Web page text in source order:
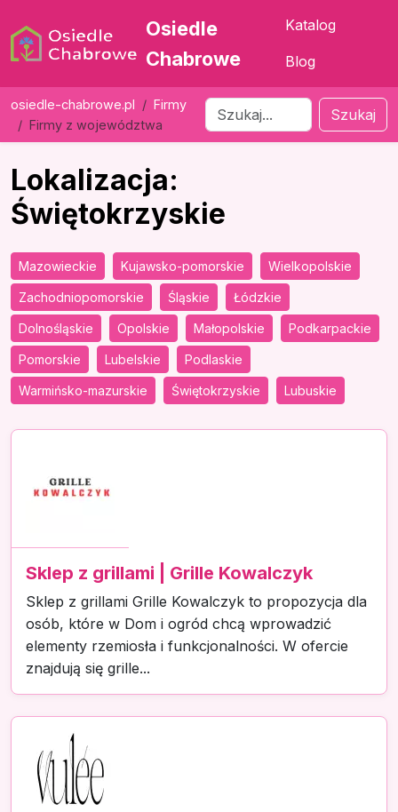
Osiedle
Chabrowe
Katalog
Blog
osiedle-chabrowe.pl
Firmy
Firmy z województwa
Szukaj
Lokalizacja:
Świętokrzyskie
Mazowieckie Kujawsko-pomorskie Wielkopolskie
Zachodniopomorskie Śląskie Łódzkie
Dolnośląskie Opolskie Małopolskie Podkarpackie
Pomorskie Lubelskie Podlaskie
Warmińsko-mazurskie Świętokrzyskie Lubuskie
Sklep z grillami | Grille Kowalczyk
Sklep z grillami Grille Kowalczyk to propozycja dla
osób, które w Dom i ogród chcą wprowadzić
elementy rzemiosła i funkcjonalności. W ofercie
znajdują się grille...